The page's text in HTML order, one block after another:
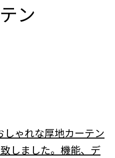
ン
しゃれな厚地カーテン
しました。機能、デ